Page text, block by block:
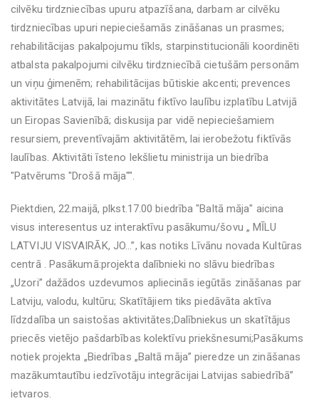
cilvēku tirdzniecības upuru atpazīšana, darbam ar cilvēku
tirdzniecības upuri nepieciešamās zināšanas un prasmes;
rehabilitācijas pakalpojumu tīkls, starpinstitucionāli koordinēti
atbalsta pakalpojumi cilvēku tirdzniecībā cietušām personām
un viņu ģimenēm; rehabilitācijas būtiskie akcenti; prevences
aktivitātes Latvijā, lai mazinātu fiktīvo laulību izplatību Latvijā
un Eiropas Savienībā; diskusija par vidē nepieciešamiem
resursiem, preventīvajām aktivitātēm, lai ierobežotu fiktīvās
laulības. Aktivitāti īsteno Iekšlietu ministrija un biedrība
"Patvērums "Drošā māja"".
Piektdien, 22.maijā, plkst.17.00 biedrība "Baltā māja" aicina
visus interesentus uz interaktīvu pasākumu/šovu „ MĪLU
LATVIJU VISVAIRĀK, JO...”, kas notiks Līvānu novada Kultūras
centrā . Pasākumā:projekta dalībnieki no slāvu biedrības
„Uzori” dažādos uzdevumos apliecinās iegūtās zināšanas par
Latviju, valodu, kultūru; Skatītājiem tiks piedāvāta aktīva
līdzdalība un saistošas aktivitātes;Dalībniekus un skatītājus
priecēs vietējo pašdarbības kolektīvu priekšnesumi;Pasākums
notiek projekta „Biedrības „Baltā māja” pieredze un zināšanas
mazākumtautību iedzīvotāju integrācijai Latvijas sabiedrībā”
ietvaros.